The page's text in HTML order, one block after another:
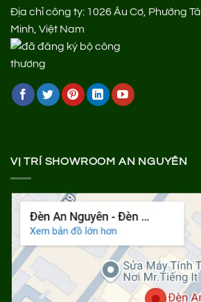
Địa chỉ công ty: 1026 Âu Cơ, Phường
Minh, Việt Nam
VỊ TRÍ SHOWROOM AN NGUYÊN